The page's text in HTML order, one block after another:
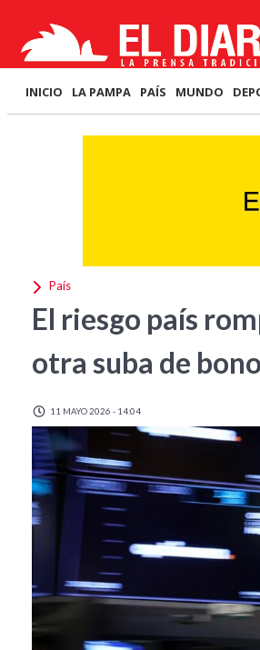
INICIO LA PAMPA PAÍS MUNDO
País
El riesgo país
otra suba de
11 MAYO 2026 - 14:04